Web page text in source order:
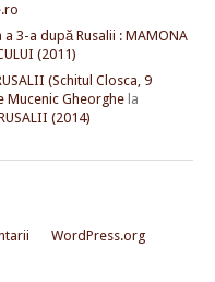
3-a după Rusalii : MAMONA
(2011)
(Schitul Closca, 9
Mucenic Gheorghe la
(2014)
WordPress.org